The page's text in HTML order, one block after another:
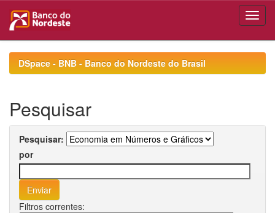
navigationDSpace - BNB - Banco do Nordeste do Brasil
Pesquisar
Pesquisar:
por
Filtros correntes: